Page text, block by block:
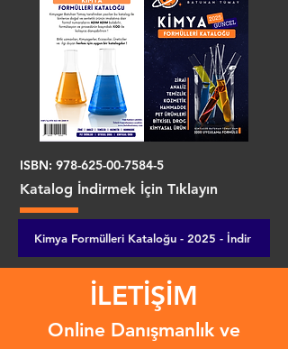
ISBN: 978-625-00-7584-5
Katalog İndirmek İçin Tıklayın
Kimya Formülleri Kataloğu - 2025 - İndir
İLETİŞİM
Online Danışmanlık ve